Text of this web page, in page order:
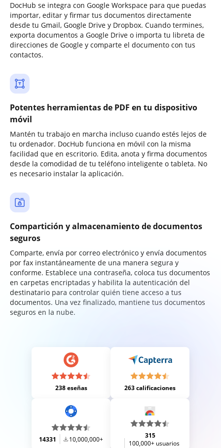
DocHub se integra con Google Workspace para que puedas
importar, editar y firmar tus documentos directamente
desde tu Gmail, Google Drive y Dropbox. Cuando termines,
exporta documentos a Google Drive o importa tu libreta de
direcciones de Google y comparte el documento con tus
contactos.
Potentes herramientas de PDF en tu dispositivo
móvil
Mantén tu trabajo en marcha incluso cuando estés lejos de
tu ordenador. DocHub funciona en móvil con la misma
facilidad que en escritorio. Edita, anota y firma documentos
desde la comodidad de tu teléfono inteligente o tableta. No
es necesario instalar la aplicación.
Compartición y almacenamiento de documentos
seguros
Comparte, envía por correo electrónico y envía documentos
por fax instantáneamente de una manera segura y
conforme. Establece una contraseña, coloca tus documentos
en carpetas encriptadas y habilita la autenticación del
destinatario para controlar quién tiene acceso a tus
documentos. Una vez finalizado, mantiene tus documentos
seguros en la nube.
238 eseñas 263 calificaciones
14331 10,000,000+
315
100,000+ usuarios